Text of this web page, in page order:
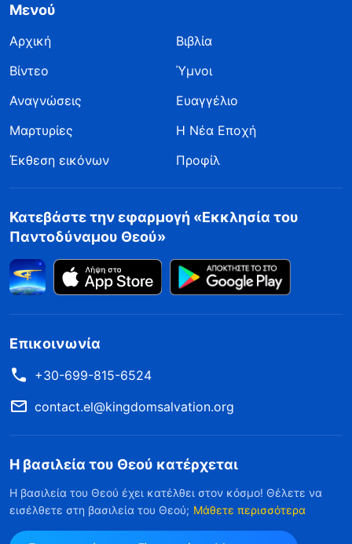
Μενού
Αρχική
Βιβλία
Βίντεο
Ύμνοι
Αναγνώσεις
Ευαγγέλιο
Μαρτυρίες
Η Νέα Εποχή
Έκθεση εικόνων
Προφίλ
Κατεβάστε την εφαρμογή «Εκκλησία του
Παντοδύναμου Θεού»
Επικοινωνία
+30-699-815-6524
contact.el@kingdomsalvation.org
Η βασιλεία του Θεού κατέρχεται
Η βασιλεία του Θεού έχει κατέλθει στον κόσμο! Θέλετε να
εισέλθετε στη βασιλεία του Θεού; Μάθετε περισσότερα